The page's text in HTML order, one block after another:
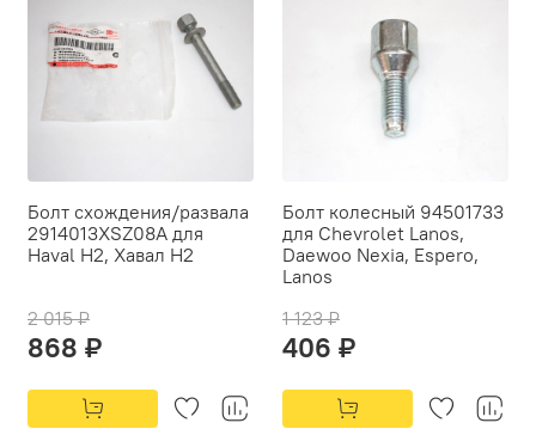
Болт схождения/развала
2914013XSZ08A для
Haval H2, Хавал Н2
2 015 ₽
868 ₽
Болт колесный 94501733
для Chevrolet Lanos,
Daewoo Nexia, Espero,
Lanos
1 123 ₽
406 ₽